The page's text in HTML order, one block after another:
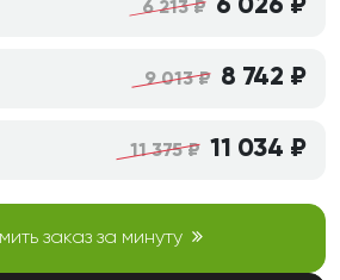
6 213 ₽ 6 026 ₽
9 013 ₽ 8 742 ₽
11 375 ₽ 11 034 ₽
заказ за минуту